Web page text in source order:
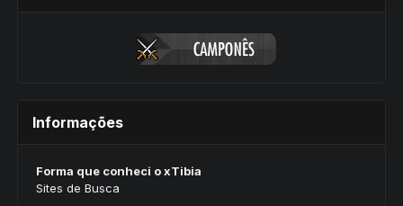
Informações
Forma que conheci o xTibia
Sites de Busca